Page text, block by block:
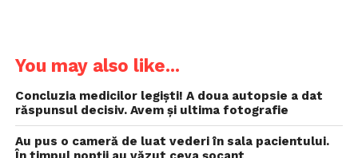
You may also like...
Concluzia medicilor legiști! A doua autopsie a dat
răspunsul decisiv. Avem și ultima fotografie
Au pus o cameră de luat vederi în sala pacientului.